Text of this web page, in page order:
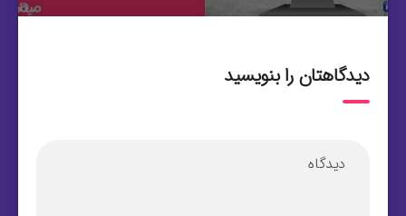
دیدگاهتان را بنویسید